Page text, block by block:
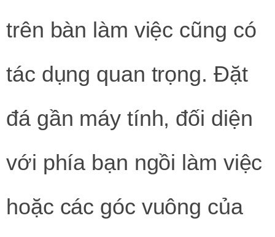
trên bàn làm việc cũng có
tác dụng quan trọng. Đặt
đá gần máy tính, đối diện
với phía bạn ngồi làm việc
hoặc các góc vuông của